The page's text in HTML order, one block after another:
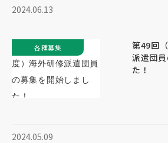
2024.06.13
第49回
派遣団
た！
2024.05.09
各種募集